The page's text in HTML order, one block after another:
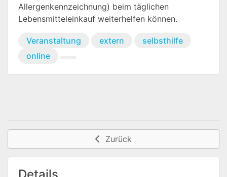
Allergenkennzeichnung) beim täglichen
Lebensmitteleinkauf weiterhelfen können.
Veranstaltung extern
selbsthilfe
online
Zurück
Details